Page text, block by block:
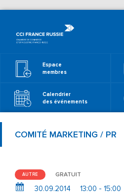
Espace
membres
Calendrier
des événements
COMITÉ MARKETING / PR
AUTRE GRATUIT
30.09.2014 13:00 - 15:00